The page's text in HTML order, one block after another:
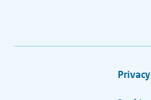
Privacy